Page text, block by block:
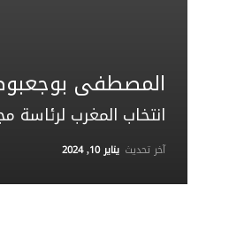
المصطفى
انتخاب المغرب لرئاسة
آخر تحديث يناير 10, 2024